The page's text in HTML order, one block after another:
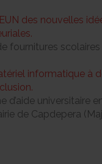
des nouvelles
fournitures
informatique à
d’aide universitaire
de Capdepera